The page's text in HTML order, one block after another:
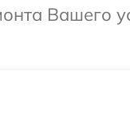
Вашего